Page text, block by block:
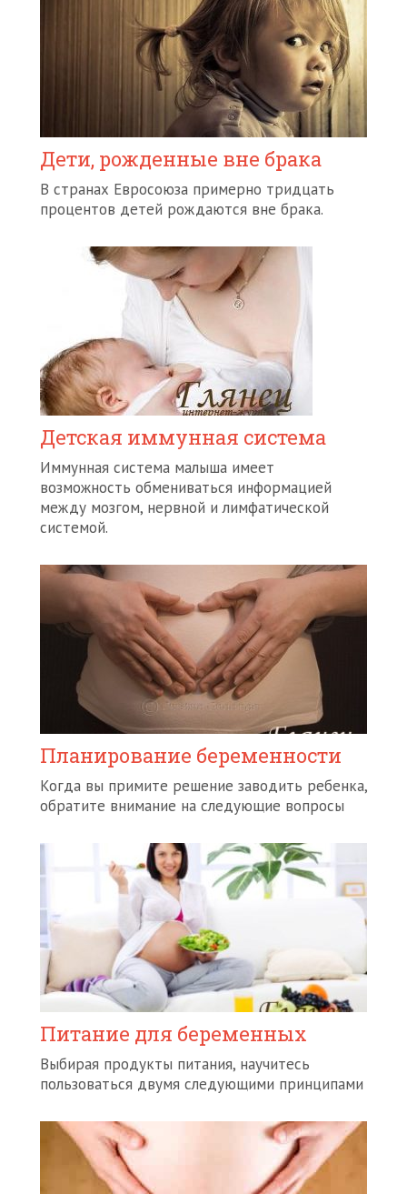
Дети, рожденные вне брака
В странах Евросоюза примерно тридцать
процентов детей рождаются вне брака.
Детская иммунная система
Иммунная система малыша имеет
возможность обмениваться информацией
между мозгом, нервной и лимфатической
системой.
Планирование беременности
Когда вы примите решение заводить ребенка,
обратите внимание на следующие вопросы
Питание для беременных
Выбирая продукты питания, научитесь
пользоваться двумя следующими принципами